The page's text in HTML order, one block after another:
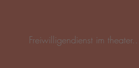
Freiwilligendienst im theater…